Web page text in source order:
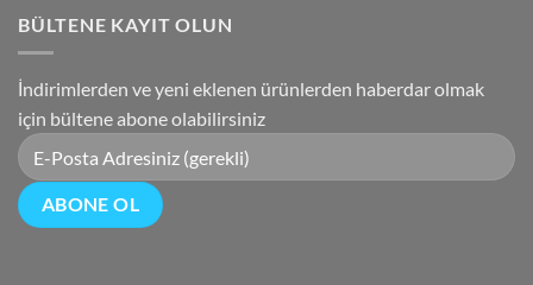
BÜLTENE KAYIT OLUN
İndirimlerden ve yeni eklenen ürünlerden haberdar olmak
için bültene abone olabilirsiniz